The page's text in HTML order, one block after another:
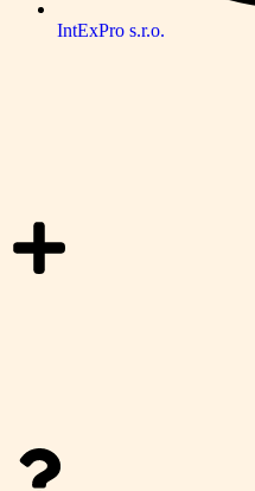
IntExPro s.r.o.